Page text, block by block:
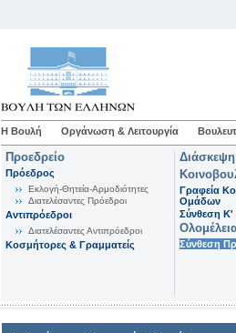
Η Βουλή Οργάνωση & Λειτουργία
Προεδρείο
Πρόεδρος
Εκλογή-Θητεία-Αρμοδιότητες
Διατελέσαντες Πρόεδροι
Αντιπρόεδροι
Διατελέσαντες Αντιπρόεδροι
Κοσμήτορες & Γραμματείς
Γραφεία
Ομάδων
Σύνθεση K'
Σύνθεση